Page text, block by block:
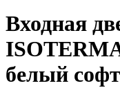
Входная
белый